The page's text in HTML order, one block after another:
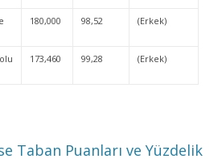
180,000 98,52 (Erkek)
173,460 99,28 (Erkek)
Taban Puanları ve Yüzdelik